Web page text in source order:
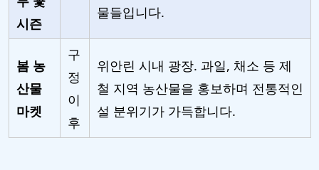
시즌
물들입니다.
봄 농
산물
마켓
구
정
이
후
위안린 시내 광장. 과일, 채소 등 제
철 지역 농산물을 홍보하며 전통적인
설 분위기가 가득합니다.